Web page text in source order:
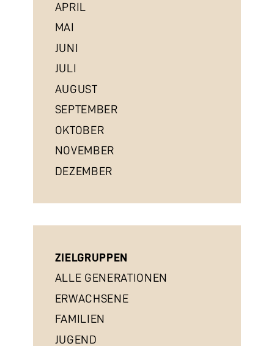
APRIL
MAI
JUNI
JULI
AUGUST
SEPTEMBER
OKTOBER
NOVEMBER
DEZEMBER
ZIELGRUPPEN
ALLE GENERATIONEN
ERWACHSENE
FAMILIEN
JUGEND